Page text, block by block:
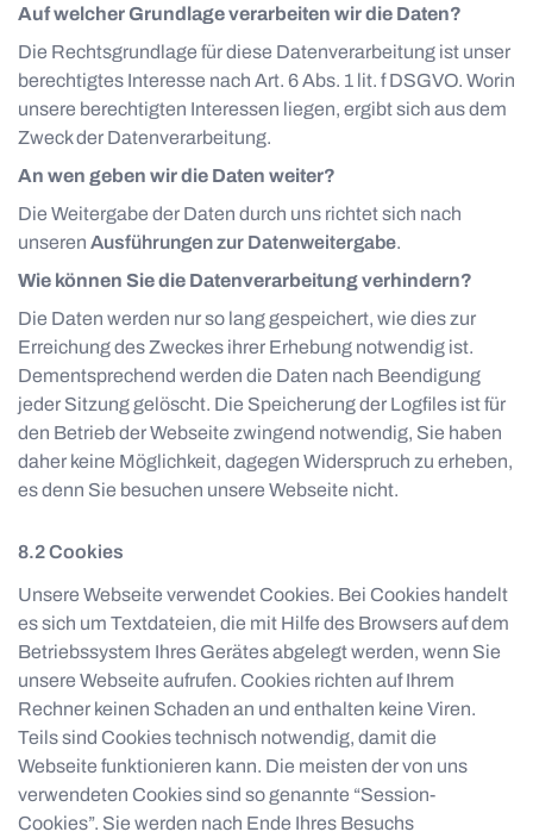
Auf welcher Grundlage verarbeiten wir die Daten?
Die Rechtsgrundlage für diese Datenverarbeitung ist unser
berechtigtes Interesse nach Art. 6 Abs. 1 lit. f DSGVO. Worin
unsere berechtigten Interessen liegen, ergibt sich aus dem
Zweck der Datenverarbeitung.
An wen geben wir die Daten weiter?
Die Weitergabe der Daten durch uns richtet sich nach
unseren Ausführungen zur Datenweitergabe.
Wie können Sie die Datenverarbeitung verhindern?
Die Daten werden nur so lang gespeichert, wie dies zur
Erreichung des Zweckes ihrer Erhebung notwendig ist.
Dementsprechend werden die Daten nach Beendigung
jeder Sitzung gelöscht. Die Speicherung der Logfiles ist für
den Betrieb der Webseite zwingend notwendig, Sie haben
daher keine Möglichkeit, dagegen Widerspruch zu erheben,
es denn Sie besuchen unsere Webseite nicht.
Cookies
Unsere Webseite verwendet Cookies. Bei Cookies handelt
es sich um Textdateien, die mit Hilfe des Browsers auf dem
Betriebssystem Ihres Gerätes abgelegt werden, wenn Sie
unsere Webseite aufrufen. Cookies richten auf Ihrem
Rechner keinen Schaden an und enthalten keine Viren.
Teils sind Cookies technisch notwendig, damit die
Webseite funktionieren kann. Die meisten der von uns
verwendeten Cookies sind so genannte “Session-
Cookies”. Sie werden nach Ende Ihres Besuchs